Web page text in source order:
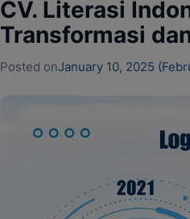
CV. Literasi
Transformasi
Posted onJanuary 10, 2025